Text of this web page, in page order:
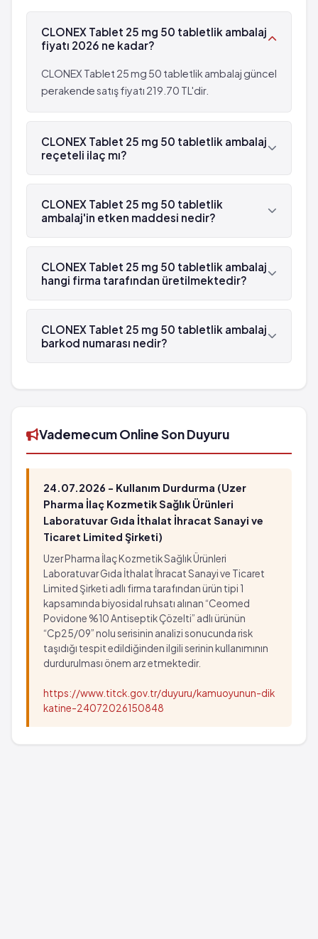
Kalp durması
Kalp atışlarında hızlanma/düzensizlik
Aşırı yemek
Susamak
Idrara çıkma
görülebilir (%0.001 - %0.01)
,sinirlilik
Deri döküntüleri
Huzursuzluk
Yutma güçlüğü
Istem dışı hareketler
Kalp atımında düzensizlik
Cinsel organın zamansız sertleşmesi
Sersemlik
Yüksek ateş
Zihin bulanıklığı
Terleme
Solunum yetmezliği
Kas sertliği
Kalp durması
Kalp atışlarında hızlanma/düzensizlik
Aşırı yemek
Susamak
Idrara çıkma
çok seyrek: 10,000 hastanın birinden az
görülebilir (%0.001 - %0.01)
,sinirlilik
Deri döküntüleri
Huzursuzluk
Yutma güçlüğü
Kalp atımında düzensizlik
CLONEX Tablet 25 mg 50 tabletlik ambalaj
fiyatı 2026 ne kadar?
CLONEX Tablet 25 mg 50 tabletlik ambalaj güncel
perakende satış fiyatı 219.70 TL'dir.
CLONEX Tablet 25 mg 50 tabletlik ambalaj
reçeteli ilaç mı?
Evet, CLONEX Tablet 25 mg 50 tabletlik ambalaj
beyaz reçetelidir.
CLONEX Tablet 25 mg 50 tabletlik
ambalaj'in etken maddesi nedir?
CLONEX Tablet 25 mg 50 tabletlik ambalaj'in
etken maddesi Klozapin 'dür.
CLONEX Tablet 25 mg 50 tabletlik ambalaj
hangi firma tarafından üretilmektedir?
CLONEX Tablet 25 mg 50 tabletlik ambalaj ,
Adeka tarafından üretilmektedir.
CLONEX Tablet 25 mg 50 tabletlik ambalaj
barkod numarası nedir?
barkod numarası 8699587012432'tür.
Vademecum Online Son Duyuru
24.07.2026 - Kullanım Durdurma (Uzer
Pharma İlaç Kozmetik Sağlık Ürünleri
Laboratuvar Gıda İthalat İhracat Sanayi ve
Ticaret Limited Şirketi)
Uzer Pharma İlaç Kozmetik Sağlık Ürünleri
Laboratuvar Gıda İthalat İhracat Sanayi ve Ticaret
Limited Şirketi adlı firma tarafından ürün tipi 1
kapsamında biyosidal ruhsatı alınan “Ceomed
Povidone %10 Antiseptik Çözelti” adlı ürünün
“Cp25/09” nolu serisinin analizi sonucunda risk
taşıdığı tespit edildiğinden ilgili serinin kullanımının
durdurulması önem arz etmektedir.
https://www.titck.gov.tr/duyuru/kamuoyunun-dik
katine-24072026150848